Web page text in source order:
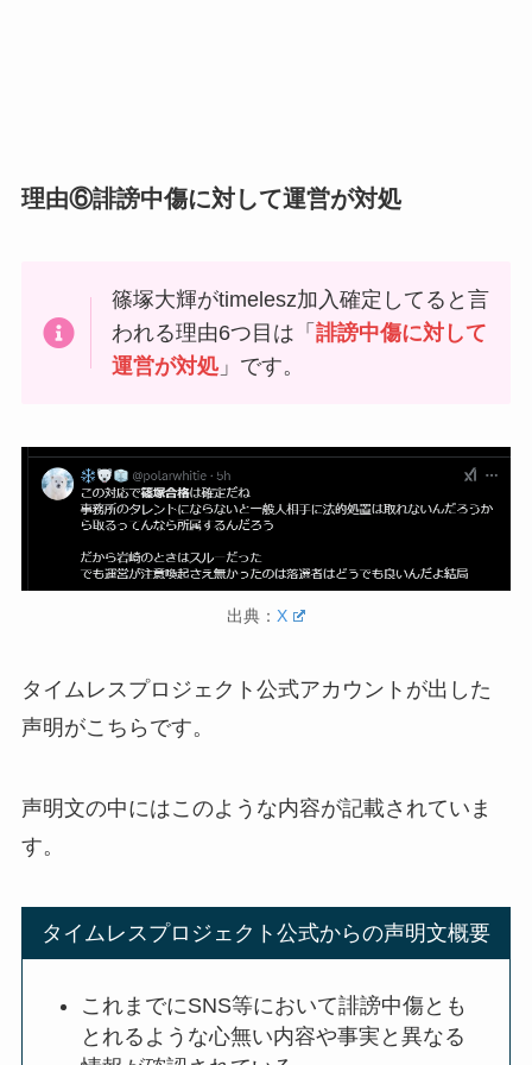
理由⑥誹謗中傷に対して運営が対処
篠塚大輝がtimelesz加入確定してると言
われる理由6つ目は「誹謗中傷に対して
運営が対処」です。
出典： X
タイムレスプロジェクト公式アカウントが出した
声明がこちらです。
声明文の中にはこのような内容が記載されていま
す。
タイムレスプロジェクト公式からの声明文概要
これまでにSNS等において誹謗中傷とも
とれるような心無い内容や事実と異なる